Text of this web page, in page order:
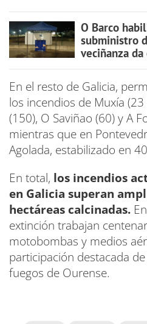
O Barco
subministro
veciñanza da
En el resto de Galicia,
los incendios de Muxía
(150), O Saviñao (60) y A
mientras que en
Agolada, estabilizado en
En total, los incendios
en Galicia superan
hectáreas calcinadas.
extinción trabajan
motobombas y medios
participación destacada
fuegos de Ourense.